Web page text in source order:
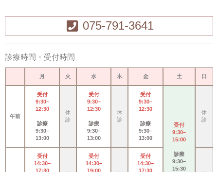
075-791-3641
診療時間・受付時間
月 火 水 木 金 土 日
午前
受付
9:30–
12:30
診療
9:30–
13:00
休
診
受付
9:30–
12:30
診療
9:30–
13:00
休
診
受付
9:30–
12:30
診療
9:30–
13:00
受付
9:30–
15:00
診療
9:30–
15:30
休
診
受付
14:30–
17:30
受付
14:30–
19:00
受付
14:30–
17:30